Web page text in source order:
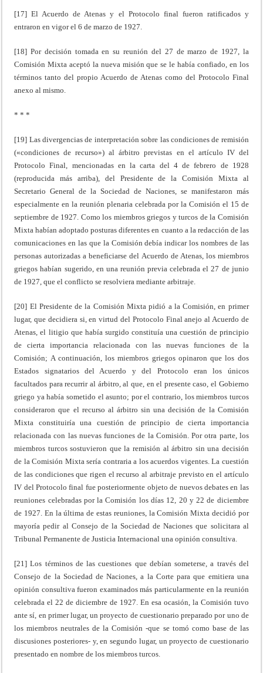
[17] El Acuerdo de Atenas y el Protocolo final fueron ratificados y
entraron en vigor el 6 de marzo de 1927.
[18] Por decisión tomada en su reunión del 27 de marzo de 1927, la
Comisión Mixta aceptó la nueva misión que se le había confiado, en los
términos tanto del propio Acuerdo de Atenas como del Protocolo Final
anexo al mismo.
* * *
[19] Las divergencias de interpretación sobre las condiciones de remisión
(«condiciones de recurso») al árbitro previstas en el artículo IV del
Protocolo Final, mencionadas en la carta del 4 de febrero de 1928
(reproducida más arriba), del Presidente de la Comisión Mixta al
Secretario General de la Sociedad de Naciones, se manifestaron más
especialmente en la reunión plenaria celebrada por la Comisión el 15 de
septiembre de 1927. Como los miembros griegos y turcos de la Comisión
Mixta habían adoptado posturas diferentes en cuanto a la redacción de las
comunicaciones en las que la Comisión debía indicar los nombres de las
personas autorizadas a beneficiarse del Acuerdo de Atenas, los miembros
griegos habían sugerido, en una reunión previa celebrada el 27 de junio
de 1927, que el conflicto se resolviera mediante arbitraje.
[20] El Presidente de la Comisión Mixta pidió a la Comisión, en primer
lugar, que decidiera si, en virtud del Protocolo Final anejo al Acuerdo de
Atenas, el litigio que había surgido constituía una cuestión de principio
de cierta importancia relacionada con las nuevas funciones de la
Comisión; A continuación, los miembros griegos opinaron que los dos
Estados signatarios del Acuerdo y del Protocolo eran los únicos
facultados para recurrir al árbitro, al que, en el presente caso, el Gobierno
griego ya había sometido el asunto; por el contrario, los miembros turcos
consideraron que el recurso al árbitro sin una decisión de la Comisión
Mixta constituiría una cuestión de principio de cierta importancia
relacionada con las nuevas funciones de la Comisión. Por otra parte, los
miembros turcos sostuvieron que la remisión al árbitro sin una decisión
de la Comisión Mixta sería contraria a los acuerdos vigentes. La cuestión
de las condiciones que rigen el recurso al arbitraje previsto en el artículo
IV del Protocolo final fue posteriormente objeto de nuevos debates en las
reuniones celebradas por la Comisión los días 12, 20 y 22 de diciembre
de 1927. En la última de estas reuniones, la Comisión Mixta decidió por
mayoría pedir al Consejo de la Sociedad de Naciones que solicitara al
Tribunal Permanente de Justicia Internacional una opinión consultiva.
[21] Los términos de las cuestiones que debían someterse, a través del
Consejo de la Sociedad de Naciones, a la Corte para que emitiera una
opinión consultiva fueron examinados más particularmente en la reunión
celebrada el 22 de diciembre de 1927. En esa ocasión, la Comisión tuvo
ante sí, en primer lugar, un proyecto de cuestionario preparado por uno de
los miembros neutrales de la Comisión -que se tomó como base de las
discusiones posteriores- y, en segundo lugar, un proyecto de cuestionario
presentado en nombre de los miembros turcos.